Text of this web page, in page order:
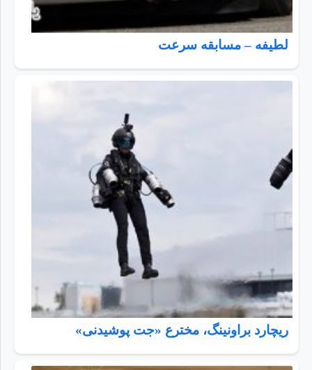
لطیفه – مسابقه سرعت
ریچارد براونینگ، مخترع «جت پوشیدنی»